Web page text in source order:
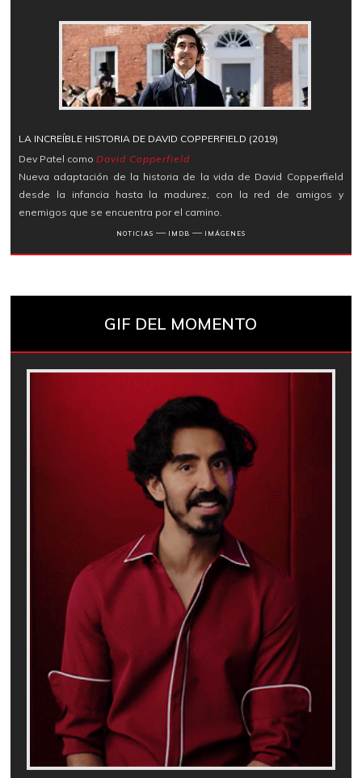
LA INCREÍBLE HISTORIA DE DAVID COPPERFIELD (2019)
Dev Patel comoDavid Copperfield
Nueva adaptación de la historia de la vida de David Copperfield
desde la infancia hasta la madurez, con la red de amigos y
enemigos que se encuentra por el camino.
NOTICIAS ― IMDB ― IMÁGENES
GIF DEL MOMENTO